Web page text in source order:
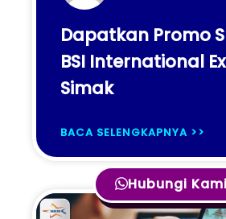
Hubungi
Dapatkan Promo
BSI International
Simak
BACA SELENGKAPNYA >>